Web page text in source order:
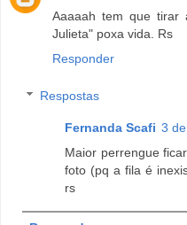
Aaaaah tem que tirar
Julieta" poxa vida. Rs
Responder
Respostas
Fernanda Scafi 3
Maior perrengue
foto (pq a fila é
rs